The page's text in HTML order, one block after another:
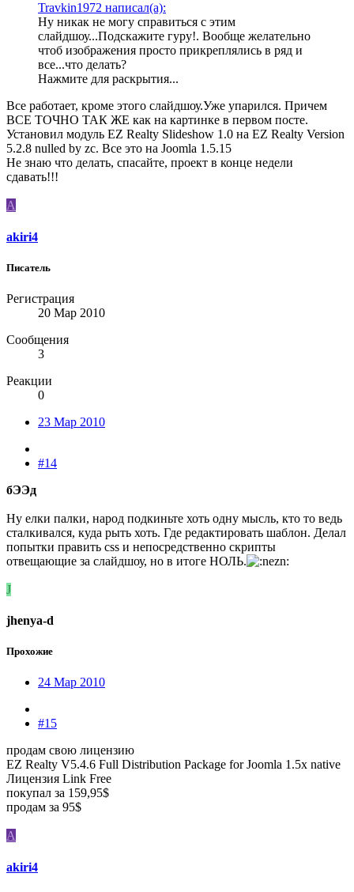
Travkin1972 написал(а):
Ну никак не могу справиться с этим
слайдшоу...Подскажите гуру!. Вообще желательно
чтоб изображения просто прикреплялись в ряд и
все...что делать?
Нажмите для раскрытия...
Все работает, кроме этого слайдшоу.Уже упарился. Причем
ВСЕ ТОЧНО ТАК ЖЕ как на картинке в первом посте.
Установил модуль EZ Realty Slideshow 1.0 на EZ Realty Version
5.2.8 nulled by zc. Все это на Joomla 1.5.15
Не знаю что делать, спасайте, проект в конце недели
сдавать!!!
A
akiri4
Писатель
Регистрация
20 Мар 2010
Сообщения
3
Реакции
0
23 Мар 2010
#14
бЭЭд
Ну елки палки, народ подкиньте хоть одну мысль, кто то ведь
сталкивался, куда рыть хоть. Где редактировать шаблон. Делал
попытки править css и непосредственно скрипты
отвещающие за слайдшоу, но в итоге НОЛЬ.
J
jhenya-d
Прохожие
24 Мар 2010
#15
продам свою лицензию
EZ Realty V5.4.6 Full Distribution Package for Joomla 1.5x native
Лицензия Link Free
покупал за 159,95$
продам за 95$
A
akiri4